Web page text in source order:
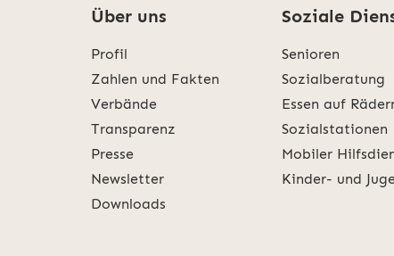
Weitere
Über uns
Profil
Zahlen und Fakten
Verbände
Transparenz
Presse
Newsletter
Downloads
Soziale
Senioren
Sozialberatung
Essen auf
Sozialstationen
Mobiler
Kinder- und